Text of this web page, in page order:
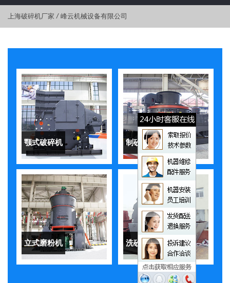
上海破碎机厂家 / 峰云机械设备有限公司
颚式破碎机 制砂机
立式磨粉机 洗砂机